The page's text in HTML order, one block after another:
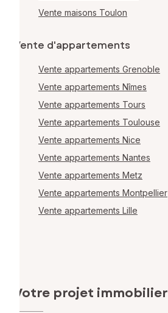
Vente maisons Toulon
Vente d'appartements
Vente appartements Grenoble
Vente appartements Nîmes
Vente appartements Tours
Vente appartements Toulouse
Vente appartements Nice
Vente appartements Nantes
Vente appartements Metz
Vente appartements Montpellier
Vente appartements Lille
Votre projet immobilier